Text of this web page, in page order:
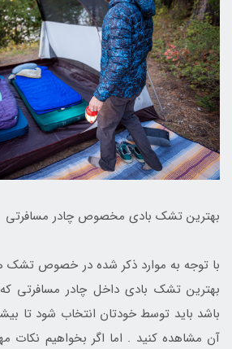
بهترین تشک بادی مخصوص چادر مسافرتی
با توجه به موارد ذکر شده در خصوص تشک
بهترین تشک بادی داخل چادر مسافرتی
باشد باید توسط خودتان انتخاب شود تا
آن مشاهده کنید . اما اگر بخواهیم نکات